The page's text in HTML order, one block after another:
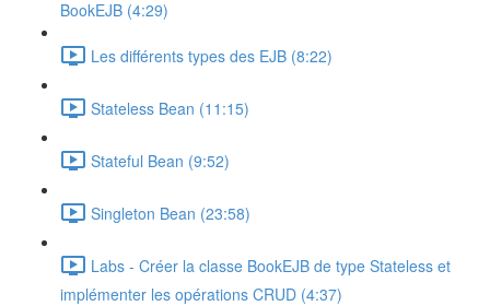
BookEJB (4:29)
Les différents types des EJB (8:22)
Stateless Bean (11:15)
Stateful Bean (9:52)
Singleton Bean (23:58)
Labs - Créer la classe BookEJB de type Stateless et
implémenter les opérations CRUD (4:37)